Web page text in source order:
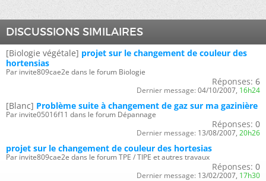
DISCUSSIONS SIMILAIRES
[Biologie végétale] projet sur le changement de couleur des
hortensias
Par invite809cae2e dans le forum Biologie
Réponses: 6
Dernier message: 04/10/2007, 16h24
[Blanc] Problème suite à changement de gaz sur ma gazinière
Par invite05016f11 dans le forum Dépannage
Réponses: 0
Dernier message: 13/08/2007, 20h26
projet sur le changement de couleur des hortesias
Par invite809cae2e dans le forum TPE / TIPE et autres travaux
Réponses: 0
Dernier message: 13/02/2007, 17h30